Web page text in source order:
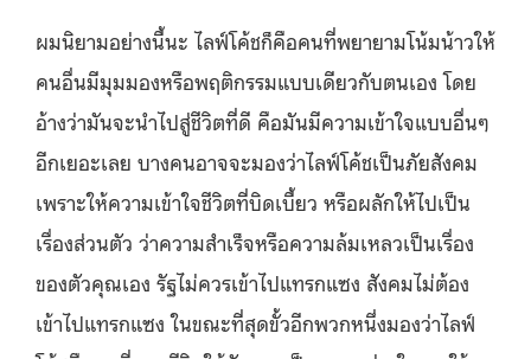
ผมนิยามอย่างนี้นะ ไลฟ์โค้ชก็คือคนที่พยายามโน้มน้าวให้
คนอื่นมีมุมมองหรือพฤติกรรมแบบเดียวกับตนเอง โดย
อ้างว่ามันจะนำไปสู่ชีวิตที่ดี คือมันมีความเข้าใจแบบอื่นๆ
อีกเยอะเลย บางคนอาจจะมองว่าไลฟ์โค้ชเป็นภัยสังคม
เพราะให้ความเข้าใจชีวิตที่บิดเบี้ยว หรือผลักให้ไปเป็น
เรื่องส่วนตัว ว่าความสำเร็จหรือความล้มเหลวเป็นเรื่อง
ของตัวคุณเอง รัฐไม่ควรเข้าไปแทรกแซง สังคมไม่ต้อง
เข้าไปแทรกแซง ในขณะที่สุดขั้วอีกพวกหนึ่งมองว่าไลฟ์